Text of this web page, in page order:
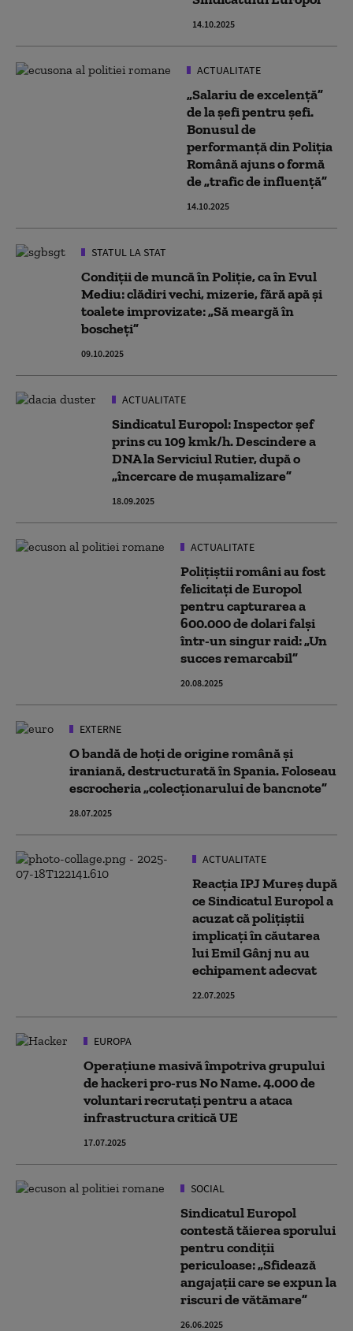
14.10.2025
ACTUALITATE
„Salariu de excelență”
de la șefi pentru șefi.
Bonusul de
performanță din Poliția
Română ajuns o formă
de „trafic de influență”
14.10.2025
STATUL LA STAT
Condiții de muncă în Poliție, ca în Evul
Mediu: clădiri vechi, mizerie, fără apă și
toalete improvizate: „Să meargă în
boscheți”
09.10.2025
ACTUALITATE
Sindicatul Europol: Inspector şef
prins cu 109 kmk/h. Descindere a
DNA la Serviciul Rutier, după o
„încercare de mușamalizare”
18.09.2025
ACTUALITATE
Poliţiştii români au fost
felicitaţi de Europol
pentru capturarea a
600.000 de dolari falşi
într-un singur raid: „Un
succes remarcabil”
20.08.2025
EXTERNE
O bandă de hoți de origine română și
iraniană, destructurată în Spania. Foloseau
escrocheria „colecționarului de bancnote”
28.07.2025
ACTUALITATE
Reacția IPJ Mureş după
ce Sindicatul Europol a
acuzat că poliţiştii
implicaţi în căutarea
lui Emil Gânj nu au
echipament adecvat
22.07.2025
EUROPA
Operațiune masivă împotriva grupului
de hackeri pro-rus No Name. 4.000 de
voluntari recrutați pentru a ataca
infrastructura critică UE
17.07.2025
SOCIAL
Sindicatul Europol
contestă tăierea sporului
pentru condiții
periculoase: „Sfidează
angajații care se expun la
riscuri de vătămare”
26.06.2025